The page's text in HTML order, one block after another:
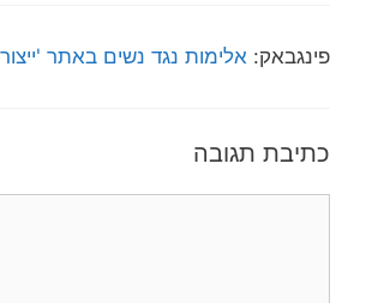
פינגבאק: אלימות נגד נשים באתר 'ייצור
כתיבת תגובה